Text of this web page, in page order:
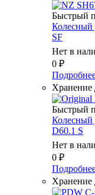
Быстрый
Колесный
SF
Нет в
0 ₽
Хранение
Быстрый
Колесный
D60.1 S
Нет в
0 ₽
Хранение